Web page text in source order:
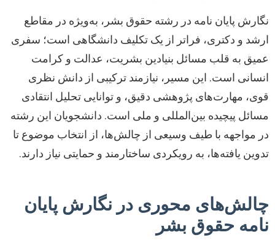
نگارش پایان نامه در رشته حقوق بشر، به‌ویژه در مقاطع
ارشد و دکتری، فراتر از یک تکلیف دانشگاهی است؛ سفری
عمیق به قلب مسائل بنیادین بشریت، عدالت و کرامت
انسانی است. این مسیر، نیازمند ترکیبی از دانش نظری
قوی، مهارت‌های پژوهشی دقیق، و توانایی تحلیل انتقادی
مسائل پیچیده بین‌المللی و ملی است. دانشجویان این رشته
در مواجهه با طیف وسیعی از چالش‌ها، از انتخاب موضوع تا
تدوین یافته‌ها، به رویکردی ساختارمند و حمایتی نیاز دارند.
چالش‌های محوری در نگارش پایان
نامه حقوق بشر